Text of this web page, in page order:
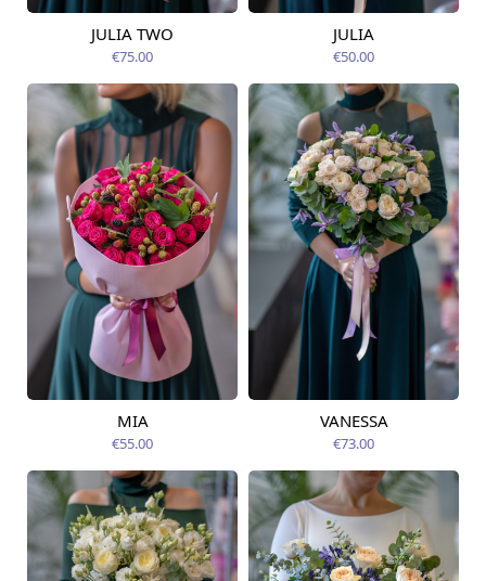
Pieejams šodien
JULIA TWO
€75.00
Pieejams šodien
JULIA
€50.00
Pieejams šodien
MIA
€55.00
Pieejams šodien
VANESSA
€73.00